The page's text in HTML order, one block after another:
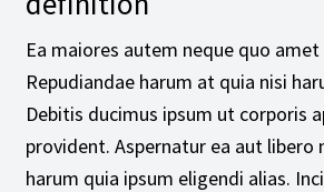
Ea maiores autem neque quo
Repudiandae harum at quia nisi
Debitis ducimus ipsum ut corporis
provident. Aspernatur ea aut
harum quia ipsum eligendi alias.